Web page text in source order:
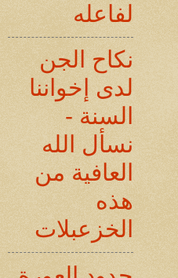
لفاعله
نكاح الجن
لدى إخواننا
السنة -
نسأل الله
العافية من
هذه
الخزعبلات